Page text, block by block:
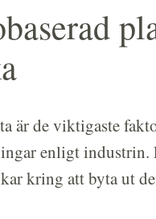
är de viktigaste
enligt industrin.
kring att byta ut